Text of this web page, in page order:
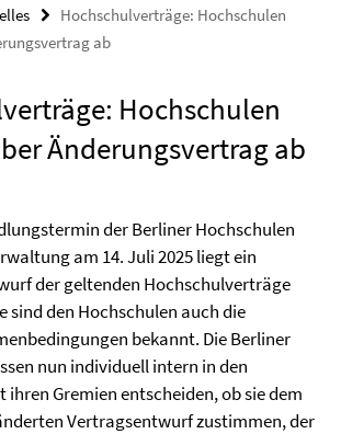
Hochschulverträge: Hochschulen
ab
Hochschulen
Änderungsvertrag ab
der Berliner Hochschulen
am 14. Juli 2025 liegt ein
der geltenden Hochschulverträge
sind den Hochschulen auch die
bekannt. Die Berliner
nun individuell intern in den
ihren Gremien entscheiden, ob sie dem
Vertragsentwurf zustimmen, der